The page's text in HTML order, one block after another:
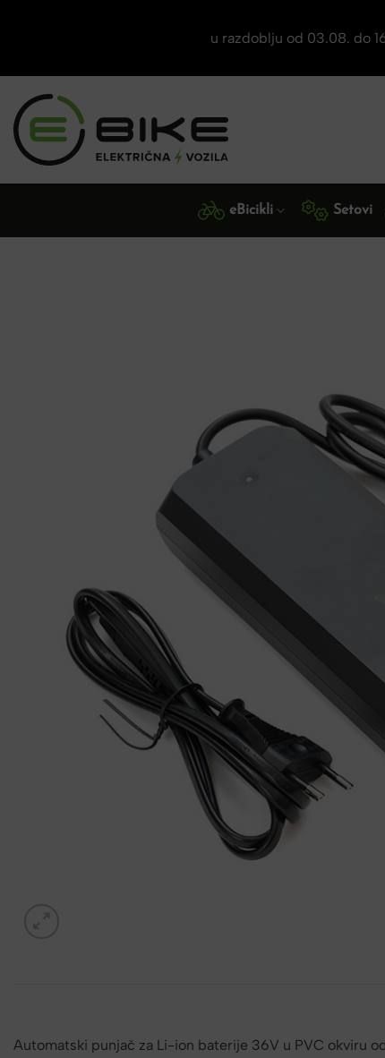
u razdoblju od 03.08. do
content
eBicikli Setovi
Automatski punjač za Li-ion baterije 36V u PVC okviru